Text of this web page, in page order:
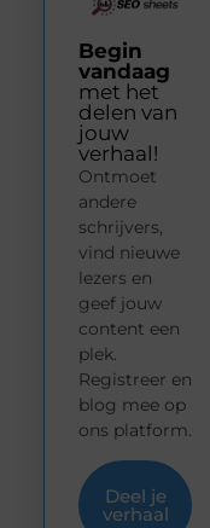
Begin
vandaag
met het
delen van
jouw
verhaal!
Ontmoet
andere
schrijvers,
vind nieuwe
lezers en
geef jouw
content een
plek.
Registreer en
blog mee op
ons platform.
Deel je
verhaal